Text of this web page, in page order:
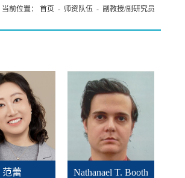
当前位置： 首页 - 师资队伍- 副教授/副研究员
范蕾 Nathanael T. Booth